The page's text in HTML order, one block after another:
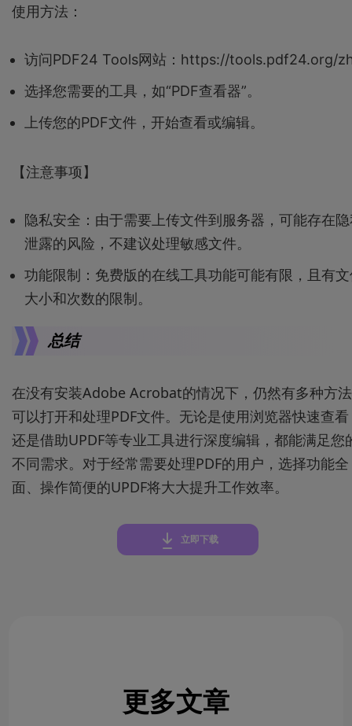
使用方法：
访问PDF24 Tools网站：https://tools.pdf24.org/
选择您需要的工具，如“PDF查看器”。
上传您的PDF文件，开始查看或编辑。
【注意事项】
隐私安全：由于需要上传文件到服务器，可能存在
泄露的风险，不建议处理敏感文件。
功能限制：免费版的在线工具功能可能有限，且有
大小和次数的限制。
总结
在没有安装Adobe Acrobat的情况下，仍然有多种方法
可以打开和处理PDF文件。无论是使用浏览器快速查
还是借助UPDF等专业工具进行深度编辑，都能满足您
不同需求。对于经常需要处理PDF的用户，选择功能全
面、操作简便的UPDF将大大提升工作效率。
立即下载
更多文章